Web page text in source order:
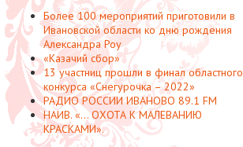
Более 100 мероприятий приготовили в
Ивановской области ко дню рождения
Александра Роу
«Казачий сбор»
13 участниц прошли в финал областного
конкурса «Снегурочка – 2022»
РАДИО РОССИИ ИВАНОВО 89.1 FM
НАИВ. «... ОХОТА К МАЛЕВАНИЮ
КРАСКАМИ».